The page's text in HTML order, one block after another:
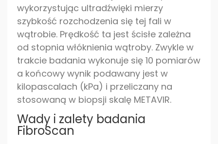
wykorzystując ultradźwięki mierzy
szybkość rozchodzenia się tej fali w
wątrobie. Prędkość ta jest ścisłe zależna
od stopnia włóknienia wątroby. Zwykle w
trakcie badania wykonuje się 10 pomiarów
a końcowy wynik podawany jest w
kilopascalach (kPa) i przeliczany na
stosowaną w biopsji skalę METAVIR.
Wady i zalety badania
FibroScan